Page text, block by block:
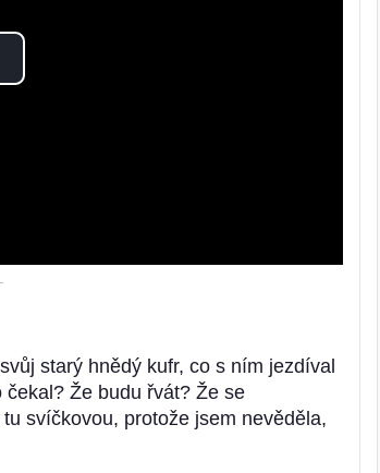
starý hnědý kufr, co s ním jezdíval
Že budu řvát? Že se
svíčkovou, protože jsem nevěděla,